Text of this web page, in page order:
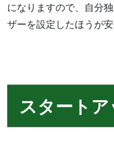
になりますので、自分
ザーを設定したほうが安
スタート